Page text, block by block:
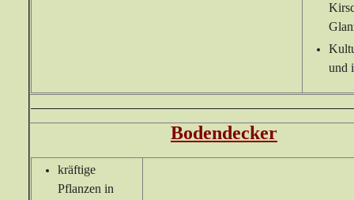
und
Bodendecker
kräftige
Pflanzen in